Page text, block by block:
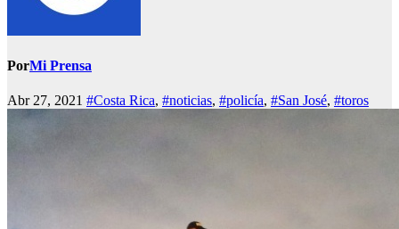
PorMi Prensa
Abr 27, 2021 #Costa Rica, #noticias, #policía, #San José, #toros